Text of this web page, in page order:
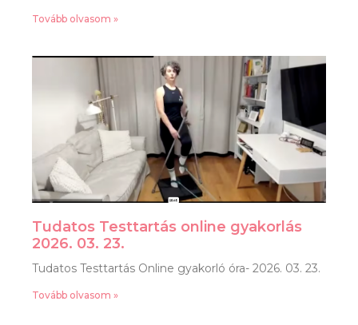
Tovább olvasom »
Tudatos Testtartás online gyakorlás
2026. 03. 23.
Tudatos Testtartás Online gyakorló óra- 2026. 03. 23.
Tovább olvasom »